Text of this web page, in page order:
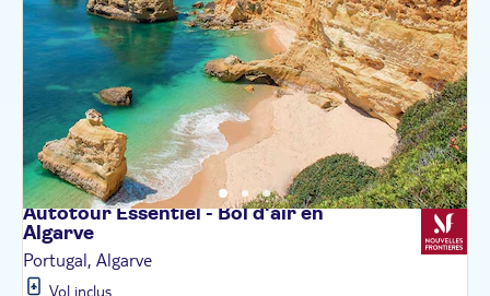
Autotour Essentiel - Bol d'air en
Algarve
Portugal, Algarve
Vol inclus